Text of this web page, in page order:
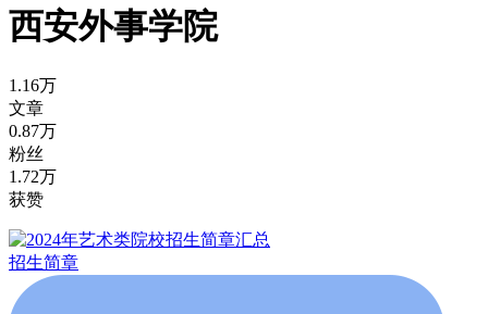
西安外事学院
1.16万
文章
0.87万
粉丝
1.72万
获赞
招生简章